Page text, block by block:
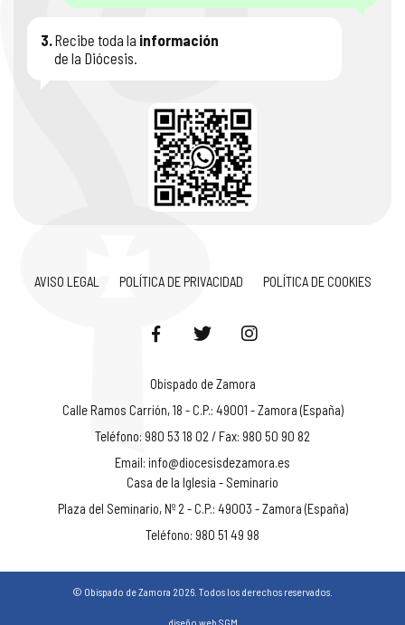
3.Recibe toda la información
de la Diócesis.
AVISO LEGAL POLÍTICA DE PRIVACIDAD POLÍTICA DE COOKIES
Obispado de Zamora
Calle Ramos Carrión, 18 - C.P.: 49001 - Zamora (España)
Teléfono: 980 53 18 02 / Fax: 980 50 90 82
Email: info@diocesisdezamora.es
Casa de la Iglesia - Seminario
Plaza del Seminario, Nº 2 - C.P.: 49003 - Zamora (España)
Teléfono: 980 51 49 98
© Obispado de Zamora 2026. Todos los derechos reservados.
diseño web SGM